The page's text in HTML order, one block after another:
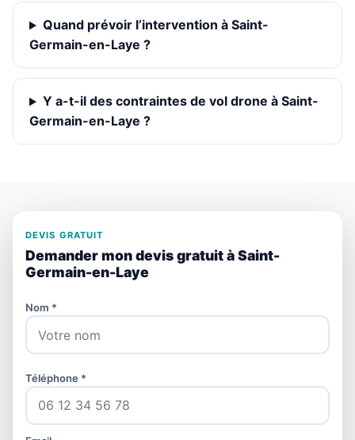
Quand prévoir l’intervention à Saint-
Germain-en-Laye ?
Y a-t-il des contraintes de vol drone à Saint-
Germain-en-Laye ?
DEVIS GRATUIT
Demander mon devis gratuit à Saint-
Germain-en-Laye
Nom *
Téléphone *